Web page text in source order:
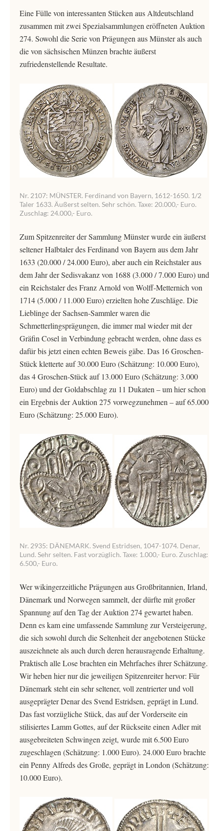
Eine Fülle von interessanten Stücken aus Altdeutschland
zusammen mit zwei Spezialsammlungen eröffneten Auktion
274. Sowohl die Serie von Prägungen aus Münster als auch
die von sächsischen Münzen brachte äußerst
zufriedenstellende Resultate.
Nr. 2107: MÜNSTER. Ferdinand von Bayern, 1612-1650. 1/2
Taler 1633. Äußerst selten. Sehr schön. Taxe: 20.000,- Euro.
Zuschlag: 24.000,- Euro.
Zum Spitzenreiter der Sammlung Münster wurde ein äußerst
seltener Halbtaler des Ferdinand von Bayern aus dem Jahr
1633 (20.000 / 24.000 Euro), aber auch ein Reichstaler aus
dem Jahr der Sedisvakanz von 1688 (3.000 / 7.000 Euro) und
ein Reichstaler des Franz Arnold von Wolff-Metternich von
1714 (5.000 / 11.000 Euro) erzielten hohe Zuschläge. Die
Lieblinge der Sachsen-Sammler waren die
Schmetterlingsprägungen, die immer mal wieder mit der
Gräfin Cosel in Verbindung gebracht werden, ohne dass es
dafür bis jetzt einen echten Beweis gäbe. Das 16 Groschen-
Stück kletterte auf 30.000 Euro (Schätzung: 10.000 Euro),
das 4 Groschen-Stück auf 13.000 Euro (Schätzung: 3.000
Euro) und der Goldabschlag zu 11 Dukaten – um hier schon
ein Ergebnis der Auktion 275 vorwegzunehmen – auf 65.000
Euro (Schätzung: 25.000 Euro).
Nr. 2935: DÄNEMARK. Svend Estridsen, 1047-1074. Denar,
Lund. Sehr selten. Fast vorzüglich. Taxe: 1.000,- Euro. Zuschlag:
6.500,- Euro.
Wer wikingerzeitliche Prägungen aus Großbritannien, Irland,
Dänemark und Norwegen sammelt, der dürfte mit großer
Spannung auf den Tag der Auktion 274 gewartet haben.
Denn es kam eine umfassende Sammlung zur Versteigerung,
die sich sowohl durch die Seltenheit der angebotenen Stücke
auszeichnete als auch durch deren herausragende Erhaltung.
Praktisch alle Lose brachten ein Mehrfaches ihrer Schätzung.
Wir heben hier nur die jeweiligen Spitzenreiter hervor: Für
Dänemark steht ein sehr seltener, voll zentrierter und voll
ausgeprägter Denar des Svend Estridsen, geprägt in Lund.
Das fast vorzügliche Stück, das auf der Vorderseite ein
stilisiertes Lamm Gottes, auf der Rückseite einen Adler mit
ausgebreiteten Schwingen zeigt, wurde mit 6.500 Euro
zugeschlagen (Schätzung: 1.000 Euro). 24.000 Euro brachte
ein Penny Alfreds des Große, geprägt in London (Schätzung:
10.000 Euro).